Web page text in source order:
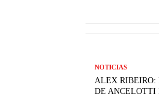
NOTICIAS
ALEX RIBEIRO:
DE ANCELOTTI